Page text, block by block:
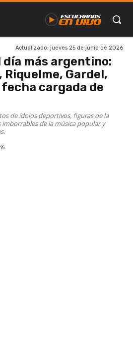
Actualizado: jueves 25 de junio de 2026
día más argentino:
Riquelme, Gardel,
fecha cargada de
de ídolos deportivos, figuras de la
de la música popular y